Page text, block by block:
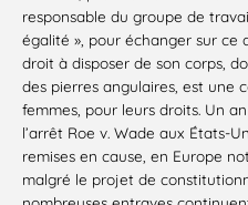
responsable du groupe de
égalité », pour échanger sur ce
droit à disposer de son corps,
des pierres angulaires, est une
femmes, pour leurs droits. Un
l’arrêt Roe v. Wade aux États-
remises en cause, en Europe
malgré le projet de